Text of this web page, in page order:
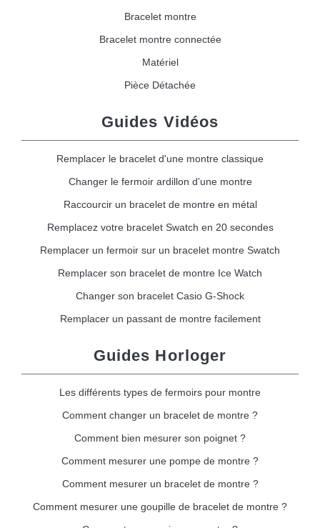
Bracelet montre
Bracelet montre connectée
Matériel
Pièce Détachée
Guides Vidéos
Remplacer le bracelet d'une montre classique
Changer le fermoir ardillon d'une montre
Raccourcir un bracelet de montre en métal
Remplacez votre bracelet Swatch en 20 secondes
Remplacer un fermoir sur un bracelet montre Swatch
Remplacer son bracelet de montre Ice Watch
Changer son bracelet Casio G-Shock
Remplacer un passant de montre facilement
Guides Horloger
Les différents types de fermoirs pour montre
Comment changer un bracelet de montre ?
Comment bien mesurer son poignet ?
Comment mesurer une pompe de montre ?
Comment mesurer un bracelet de montre ?
Comment mesurer une goupille de bracelet de montre ?